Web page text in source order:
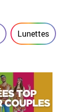
Lunettes